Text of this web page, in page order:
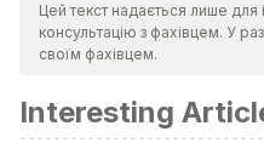
History of Medieval
https://doi.org/10.1017/
Psicologo. https://doi.org/
Цей текст надається лише для
консультацію з фахівцем. У
своїм фахівцем.
Interesting